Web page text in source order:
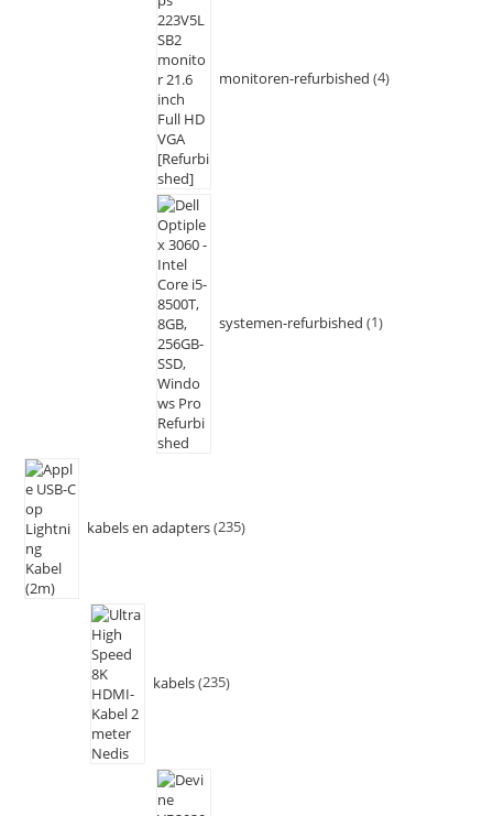
monitoren-refurbished 4
systemen-refurbished 1
kabels en adapters 235
kabels 235